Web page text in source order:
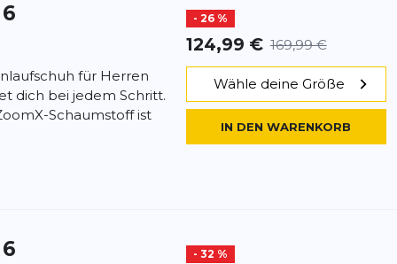
- 26 %
124,99 € 169,99 €
für Herren
dich bei jedem Schritt.
Schaumstoff ist
Wähle deine Größe
IN DEN WARENKORB
- 32 %